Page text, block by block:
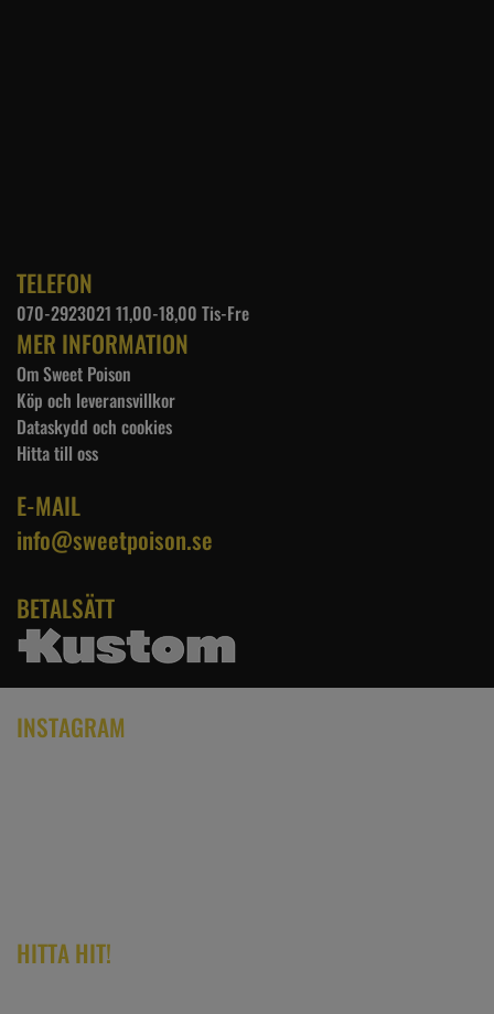
TELEFON
070-2923021 11,00-18,00 Tis-Fre
MER INFORMATION
Om Sweet Poison
Köp och leveransvillkor
Dataskydd och cookies
Hitta till oss
E-MAIL
info@sweetpoison.se
BETALSÄTT
INSTAGRAM
HITTA HIT!